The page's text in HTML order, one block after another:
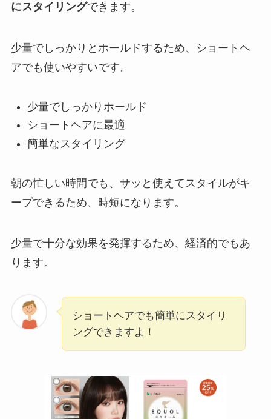
にスタイリングできます。
少量でしっかりとホールドするため、ショートヘ
アでも使いやすいです。
少量でしっかりホールド
ショートヘアに最適
簡単なスタイリング
朝の忙しい時間でも、サッと使えてスタイルがキ
ープできるため、時短になります。
少量で十分な効果を発揮するため、経済的でもあ
ります。
ショートヘアでも簡単にスタイリ
ングできますよ！